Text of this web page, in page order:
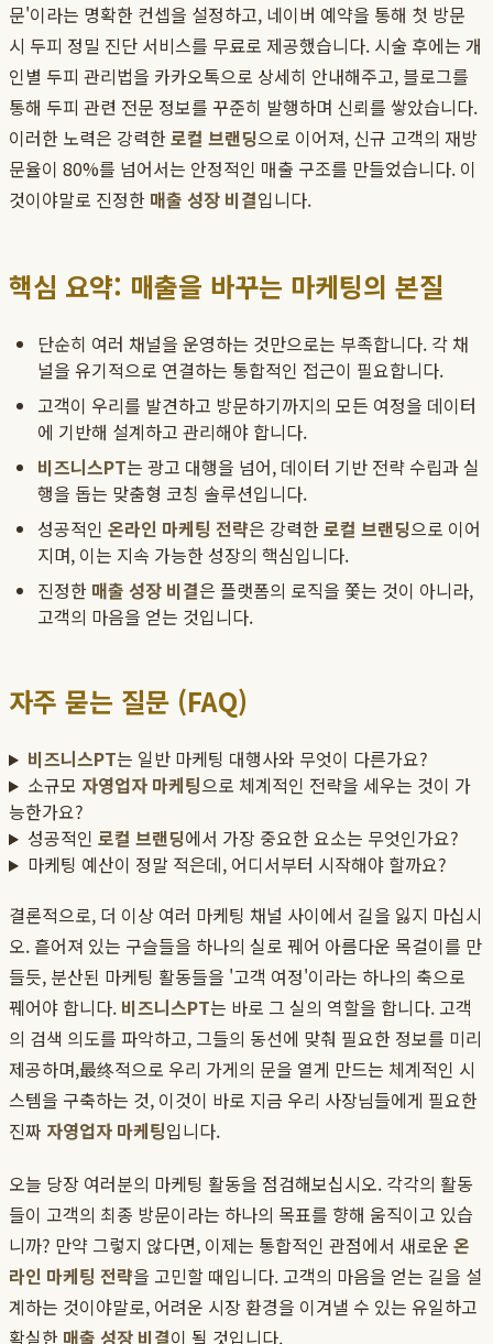
문'이라는 명확한 컨셉을 설정하고, 네이버 예약을 통해 첫 방문
시 두피 정밀 진단 서비스를 무료로 제공했습니다. 시술 후에는 개
인별 두피 관리법을 카카오톡으로 상세히 안내해주고, 블로그를
통해 두피 관련 전문 정보를 꾸준히 발행하며 신뢰를 쌓았습니다.
이러한 노력은 강력한로컬 브랜딩으로 이어져, 신규 고객의 재방
문율이 80%를 넘어서는 안정적인 매출 구조를 만들었습니다. 이
것이야말로 진정한 매출 성장 비결입니다.
핵심 요약: 매출을 바꾸는 마케팅의 본질
단순히 여러 채널을 운영하는 것만으로는 부족합니다. 각 채
널을 유기적으로 연결하는 통합적인 접근이 필요합니다.
고객이 우리를 발견하고 방문하기까지의 모든 여정을 데이터
에 기반해 설계하고 관리해야 합니다.
비즈니스PT는 광고 대행을 넘어, 데이터 기반 전략 수립과 실
행을 돕는 맞춤형 코칭 솔루션입니다.
성공적인 온라인 마케팅 전략은 강력한로컬 브랜딩으로 이어
지며, 이는 지속 가능한 성장의 핵심입니다.
진정한 매출 성장 비결은 플랫폼의 로직을 쫓는 것이 아니라,
고객의 마음을 얻는 것입니다.
자주 묻는 질문 (FAQ)
비즈니스PT는 일반 마케팅 대행사와 무엇이 다른가요?
소규모 자영업자 마케팅으로 체계적인 전략을 세우는 것이 가
능한가요?
성공적인 로컬 브랜딩에서 가장 중요한 요소는 무엇인가요?
마케팅 예산이 정말 적은데, 어디서부터 시작해야 할까요?
결론적으로, 더 이상 여러 마케팅 채널 사이에서 길을 잃지 마십시
오. 흩어져 있는 구슬들을 하나의 실로 꿰어 아름다운 목걸이를 만
들듯, 분산된 마케팅 활동들을 '고객 여정'이라는 하나의 축으로
꿰어야 합니다. 비즈니스PT는 바로 그 실의 역할을 합니다. 고객
의 검색 의도를 파악하고, 그들의 동선에 맞춰 필요한 정보를 미리
제공하며,最终적으로 우리 가게의 문을 열게 만드는 체계적인 시
스템을 구축하는 것, 이것이 바로 지금 우리 사장님들에게 필요한
진짜 자영업자 마케팅입니다.
오늘 당장 여러분의 마케팅 활동을 점검해보십시오. 각각의 활동
들이 고객의 최종 방문이라는 하나의 목표를 향해 움직이고 있습
니까? 만약 그렇지 않다면, 이제는 통합적인 관점에서 새로운 온
라인 마케팅 전략을 고민할 때입니다. 고객의 마음을 얻는 길을 설
계하는 것이야말로, 어려운 시장 환경을 이겨낼 수 있는 유일하고
확실한 매출 성장 비결이 될 것입니다.